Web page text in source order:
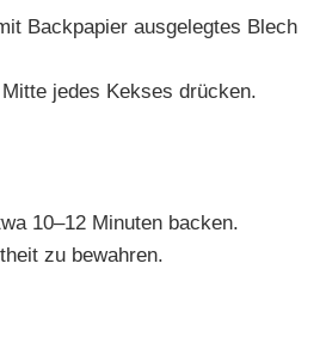
Backpapier ausgelegtes Blech
jedes Kekses drücken.
10–12 Minuten backen.
zu bewahren.